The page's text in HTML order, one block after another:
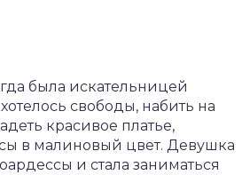
была искательницей
свободы, набить на
красивое платье,
в малиновый цвет. Девушка
и стала заниматься